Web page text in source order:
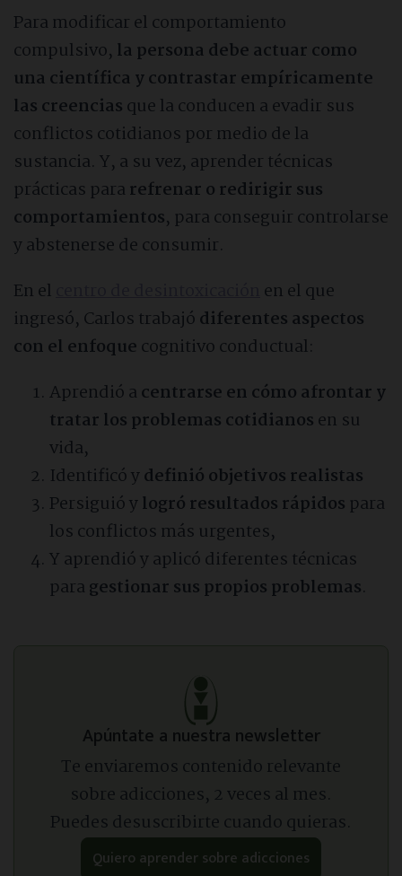
Compras
Sobre Adictalia
Quiénes somos
Cómo apoyamos a las familias
Nuestro compromiso ético
Preguntas frecuentes
Contacto
Para modificar el comportamiento
compulsivo, la persona debe actuar como
una científica y contrastar empíricamente
las creencias que la conducen a evadir sus
conflictos cotidianos por medio de la
sustancia. Y, a su vez, aprender técnicas
prácticas para refrenar o redirigir sus
comportamientos, para conseguir controlarse
y abstenerse de consumir.
En el
en el que
ingresó, Carlos trabajó diferentes aspectos
con el enfoque cognitivo conductual:
Aprendió a centrarse en cómo afrontar y
tratar los problemas cotidianos en su
vida,
Identificó ydefinió objetivos realistas
Persiguió ylogró resultados rápidos para
los conflictos más urgentes,
Y aprendió y aplicó diferentes técnicas
para gestionar sus propios problemas.
Apúntate a nuestra newsletter
Te enviaremos contenido relevante
sobre adicciones, 2 veces al mes.
Puedes desuscribirte cuando quieras.
Quiero aprender sobre adicciones